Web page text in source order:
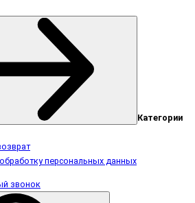
Категории
персональных данных
звонок